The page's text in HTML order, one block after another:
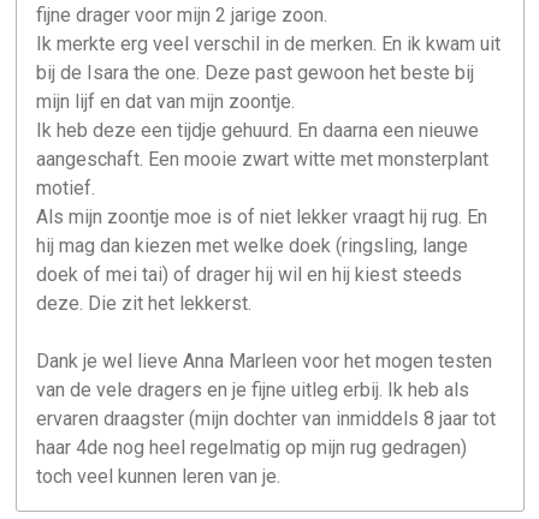
fijne drager voor mijn 2 jarige zoon.
Ik merkte erg veel verschil in de merken. En ik kwam uit
bij de Isara the one. Deze past gewoon het beste bij
mijn lijf en dat van mijn zoontje.
Ik heb deze een tijdje gehuurd. En daarna een nieuwe
aangeschaft. Een mooie zwart witte met monsterplant
motief.
Als mijn zoontje moe is of niet lekker vraagt hij rug. En
hij mag dan kiezen met welke doek (ringsling, lange
doek of mei tai) of drager hij wil en hij kiest steeds
deze. Die zit het lekkerst.
Dank je wel lieve Anna Marleen voor het mogen testen
van de vele dragers en je fijne uitleg erbij. Ik heb als
ervaren draagster (mijn dochter van inmiddels 8 jaar tot
haar 4de nog heel regelmatig op mijn rug gedragen)
toch veel kunnen leren van je.